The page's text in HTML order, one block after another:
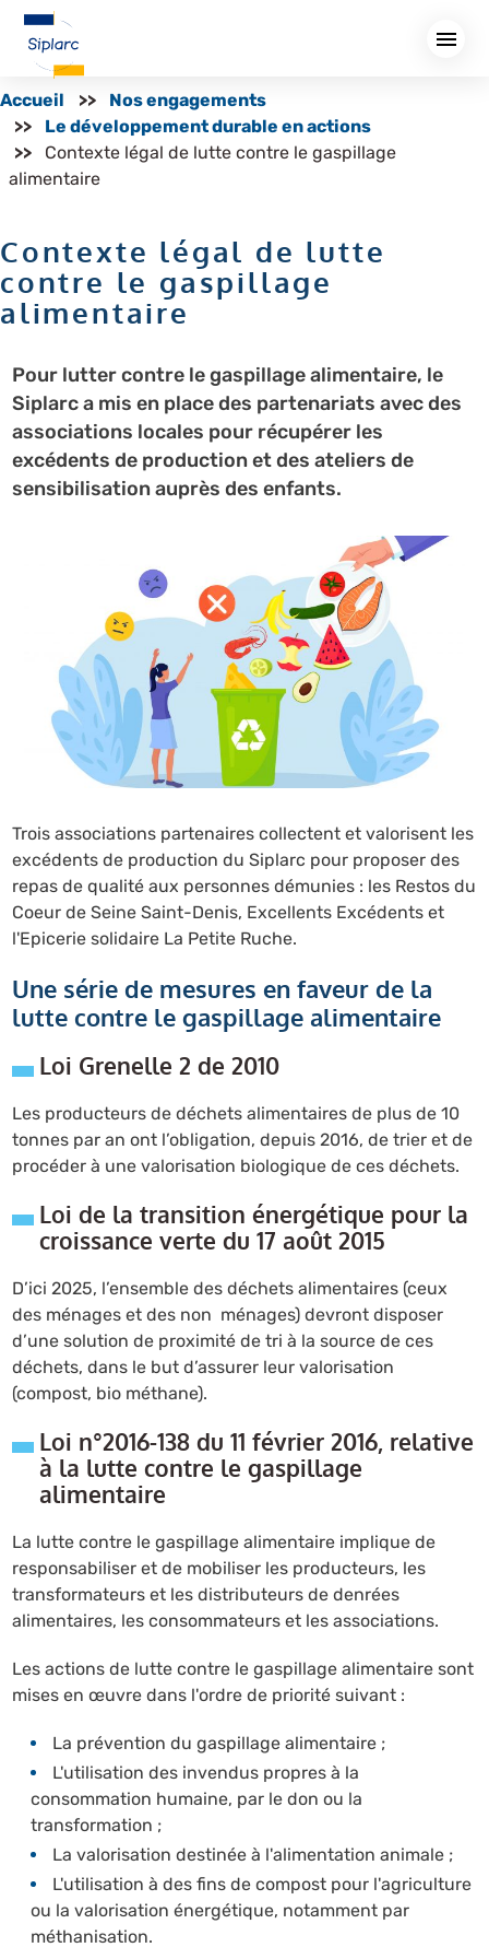
principal
Accueil
Nos engagements
Le développement durable en actions
Contexte légal de lutte contre le gaspillage
alimentaire
Contexte légal de lutte
contre le gaspillage
alimentaire
Pour lutter contre le gaspillage alimentaire, le
Siplarc a mis en place des partenariats avec des
associations locales pour récupérer les
excédents de production et des ateliers de
sensibilisation auprès des enfants.
Trois associations partenaires collectent et valorisent les
excédents de production du Siplarc pour proposer des
repas de qualité aux personnes démunies : les Restos du
Coeur de Seine Saint-Denis, Excellents Excédents et
l'Epicerie solidaire La Petite Ruche.
Une série de mesures en faveur de la
lutte contre le gaspillage alimentaire
Loi Grenelle 2 de 2010
Les producteurs de déchets alimentaires de plus de 10
tonnes par an ont l’obligation, depuis 2016, de trier et de
procéder à une valorisation biologique de ces déchets.
Loi de la transition énergétique pour la
croissance verte du 17 août 2015
D’ici 2025, l’ensemble des déchets alimentaires (ceux
des ménages et des non ménages) devront disposer
d’une solution de proximité de tri à la source de ces
déchets, dans le but d’assurer leur valorisation
(compost, bio méthane).
Loi n°2016-138 du 11 février 2016, relative
à la lutte contre le gaspillage
alimentaire
La lutte contre le gaspillage alimentaire implique de
responsabiliser et de mobiliser les producteurs, les
transformateurs et les distributeurs de denrées
alimentaires, les consommateurs et les associations.
Les actions de lutte contre le gaspillage alimentaire sont
mises en œuvre dans l'ordre de priorité suivant :
La prévention du gaspillage alimentaire ;
L'utilisation des invendus propres à la
consommation humaine, par le don ou la
transformation ;
La valorisation destinée à l'alimentation animale ;
L'utilisation à des fins de compost pour l'agriculture
ou la valorisation énergétique, notamment par
méthanisation.